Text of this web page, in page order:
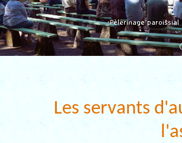
Pèlerinage
Les servants